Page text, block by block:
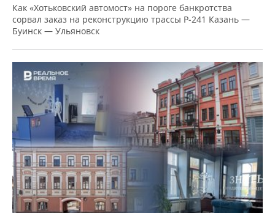
Как «Хотьковский автомост» на пороге банкротства
сорвал заказ на реконструкцию трассы Р‑241 Казань —
Буинск — Ульяновск